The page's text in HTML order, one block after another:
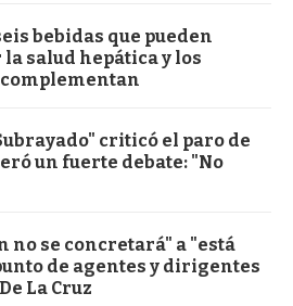
bebidas que pueden
salud hepática y los
criticó el paro de
un fuerte debate: "No
no se concretará" a "está
de agentes y dirigentes
La Cruz